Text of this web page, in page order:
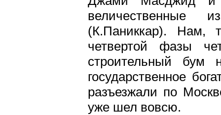
величественные
(К.Паниккар). Нам,
четвертой фазы
строительный бум
государственное
разъезжали по
уже шел вовсю.